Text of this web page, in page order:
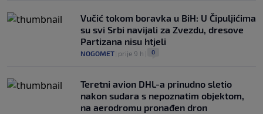
Vučić tokom boravka u BiH: U Čipuljićima
su svi Srbi navijali za Zvezdu, dresove
Partizana nisu htjeli
NOGOMET prije 9 h 0
Teretni avion DHL-a prinudno sletio
nakon sudara s nepoznatim objektom,
na aerodromu pronađen dron